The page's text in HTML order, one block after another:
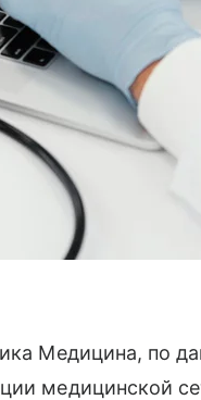
Медицина, по
медицинской